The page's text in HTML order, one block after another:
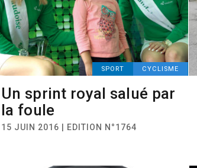
SPORT CYCLISME
Un sprint royal salué par
la foule
15 JUIN 2016 | EDITION N°1764